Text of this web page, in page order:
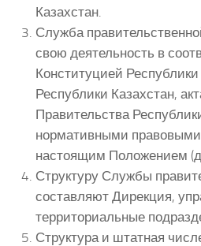
Казахстан.
Служба
свою деятельность в
Конституцией
Республики Казахстан,
Правительства
нормативными правовыми
настоящим Положением
Структуру Службы
составляют Дирекция,
территориальные
Структура и штатная